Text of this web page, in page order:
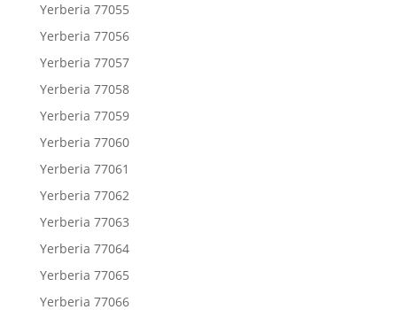
Yerberia 77055
Yerberia 77056
Yerberia 77057
Yerberia 77058
Yerberia 77059
Yerberia 77060
Yerberia 77061
Yerberia 77062
Yerberia 77063
Yerberia 77064
Yerberia 77065
Yerberia 77066